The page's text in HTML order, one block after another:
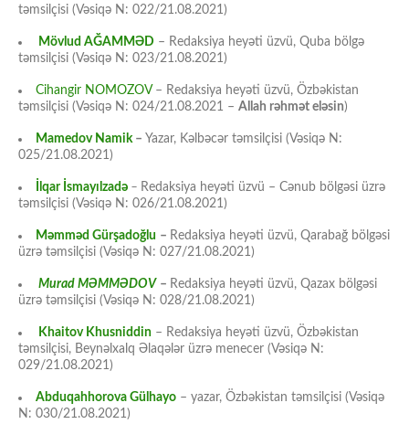
təmsilçisi (Vəsiqə N: 022/21.08.2021)
Mövlud AĞAMMƏD – Redaksiya heyəti üzvü, Quba bölgə
təmsilçisi (Vəsiqə N: 023/21.08.2021)
Cihangir NOMOZOV– Redaksiya heyəti üzvü, Özbəkistan
təmsilçisi (Vəsiqə N: 024/21.08.2021 – Allah rəhmət eləsin)
Mamedov Namik– Yazar, Kəlbəcər təmsilçisi (Vəsiqə N:
025/21.08.2021)
İlqar İsmayılzadə – Redaksiya heyəti üzvü – Cənub bölgəsi üzrə
təmsilçisi (Vəsiqə N: 026/21.08.2021)
Məmməd Gürşadoğlu – Redaksiya heyəti üzvü, Qarabağ bölgəsi
üzrə təmsilçisi (Vəsiqə N: 027/21.08.2021)
Murad MƏMMƏDOV – Redaksiya heyəti üzvü, Qazax bölgəsi
üzrə təmsilçisi (Vəsiqə N: 028/21.08.2021)
Khaitov Khusniddin – Redaksiya heyəti üzvü, Özbəkistan
təmsilçisi, Beynəlxalq Əlaqələr üzrə menecer (Vəsiqə N:
029/21.08.2021)
Abduqahhorova Gülhayo – yazar, Özbəkistan təmsilçisi (Vəsiqə
N: 030/21.08.2021)